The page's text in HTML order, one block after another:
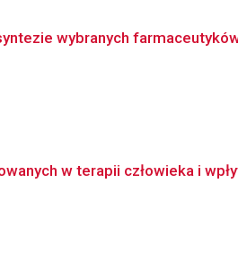
wybranych
w terapii człowieka i